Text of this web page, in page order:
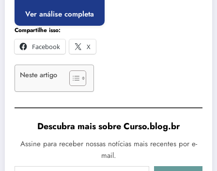
Ver análise completa
Compartilhe isso:
Facebook
X
Neste artigo
Descubra mais sobre Curso.blog.br
Assine para receber nossas notícias mais recentes por e-
mail.
Digite seu e-mail…